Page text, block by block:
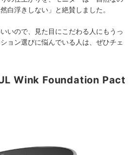
白浮きしない」と絶賛しました。
いので、見た目にこだわる人にもうっ
ョン選びに悩んでいる人は、ぜひチェ
Wink Foundation Pact